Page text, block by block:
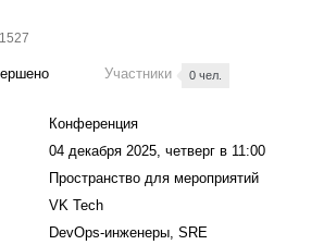
1527
Участники 0 чел.
Конференция
04 декабря 2025, четверг в 11:00
Пространство для мероприятий
VK Tech
DevOps-инженеры, SRE